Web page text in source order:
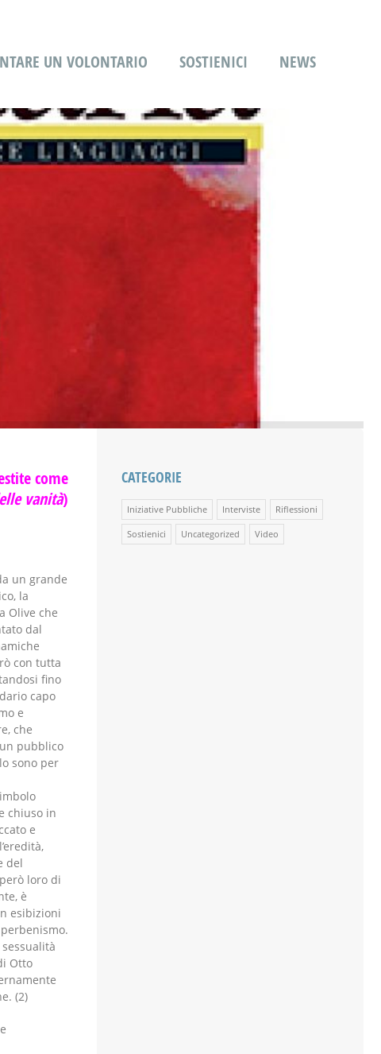
UN VOLONTARIO SOSTIENICI NEWS
come
vanità)
un grande
la
Olive che
dal
con tutta
fino
capo
e
che
pubblico
sono per
chiuso in
e
del
loro di
è
esibizioni
Otto
(2)
CATEGORIE
Iniziative Pubbliche Interviste Riflessioni
Sostienici Uncategorized Video